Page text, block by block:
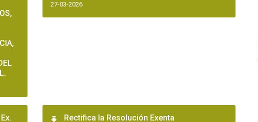
27-03-2026
Rectifica la Resolución Exenta